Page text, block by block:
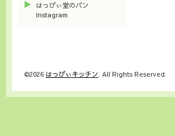
はっぴぃ堂のパン
Instagram
©2026 はっぴぃキッチン. All Rights Reserved.